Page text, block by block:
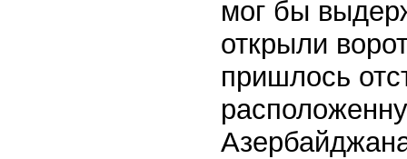
мог бы
открыли
пришлось